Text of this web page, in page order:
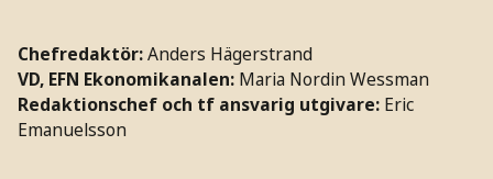
Chefredaktör:Anders Hägerstrand
VD, EFN Ekonomikanalen: Maria Nordin Wessman
Redaktionschef och tf ansvarig utgivare: Eric
Emanuelsson